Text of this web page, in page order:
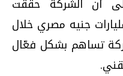
إلى أن الشركة حققت
بقيمة ما يعادل 10 مليارات جنيه مصري خلال
تساهم بشكل فعّال